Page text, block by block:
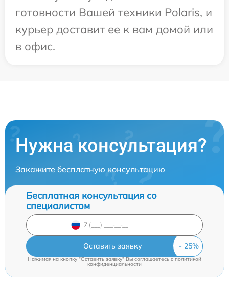
готовности Вашей техники Polaris, и
курьер доставит ее к вам домой или
в офис.
Нужна консультация?
Закажите бесплатную консультацию
Бесплатная консультация со
специалистом
Оставить заявку
Нажимая на кнопку "Оставить заявку" Вы соглашаетесь cполитикой
конфиденциальности